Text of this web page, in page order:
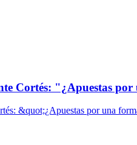
Cortés: "¿Apuestas